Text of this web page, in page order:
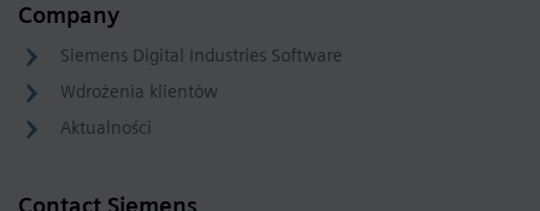
Company
Siemens Digital Industries Software
Wdrożenia klientów
Aktualności